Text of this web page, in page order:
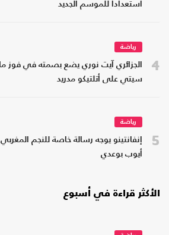
استعدادا للموسم الجديد
4
رياضة
الجزائري آيت نوري يضع بصمته في فوز
سيتي على أتلتيكو مدريد
5
رياضة
إنفانتينو يوجه رسالة خاصة للنجم
أيوب بوعدي
الأكثر قراءة في أسبوع